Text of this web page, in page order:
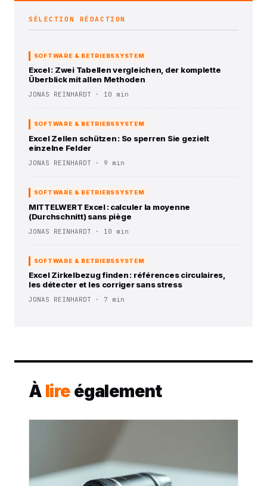
SÉLECTION RÉDACTION
SOFTWARE & BETRIEBSSYSTEM
Excel : Zwei Tabellen vergleichen, der komplette
Überblick mit allen Methoden
JONAS REINHARDT · 10 min
SOFTWARE & BETRIEBSSYSTEM
Excel Zellen schützen : So sperren Sie gezielt
einzelne Felder
JONAS REINHARDT · 9 min
SOFTWARE & BETRIEBSSYSTEM
MITTELWERT Excel : calculer la moyenne
(Durchschnitt) sans piège
JONAS REINHARDT · 10 min
SOFTWARE & BETRIEBSSYSTEM
Excel Zirkelbezug finden : références circulaires,
les détecter et les corriger sans stress
JONAS REINHARDT · 7 min
À lire également